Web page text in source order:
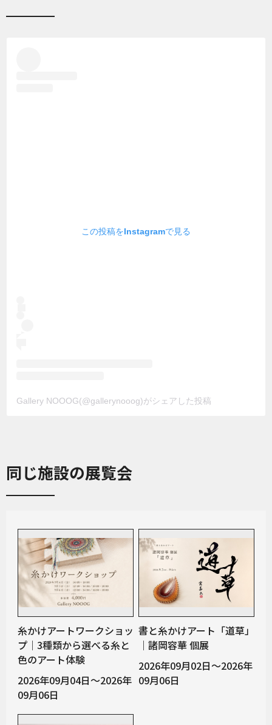
この投稿をInstagramで見る
Gallery NOOOG(@gallerynooog)がシェアした投稿
同じ施設の展覧会
糸かけアートワークショッ
プ｜3種類から選べる糸と
色のアート体験
2026年09月04日～2026年
09月06日
書と糸かけアート「道草」
｜諸岡容華 個展
2026年09月02日～2026年
09月06日